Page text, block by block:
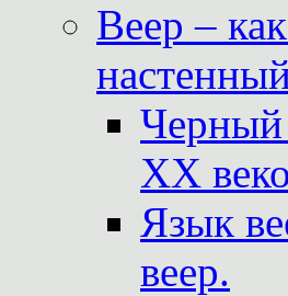
Веер –
Черный
XX
Язык
веер.